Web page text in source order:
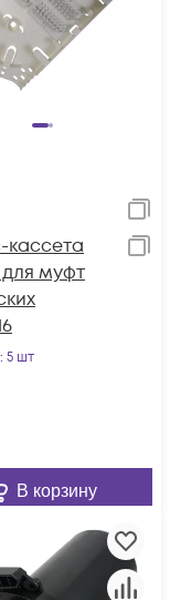
для муфт
: 5 шт
В корзину